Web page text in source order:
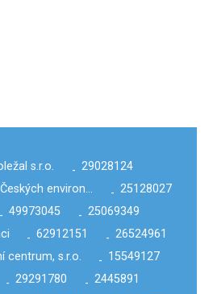
s.r.o. - 29028124
environ… - 25128027
- 49973045 - 25069349
- 62912151 - 26524961
centrum, s.r.o. - 15549127
- 29291780 - 2445891